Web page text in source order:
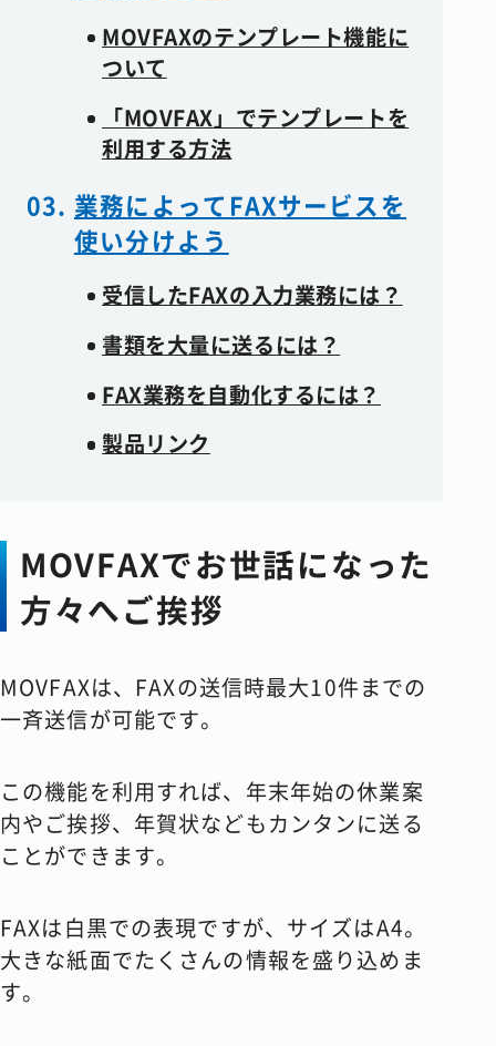
MOVFAXのテンプレート機能に
ついて
「MOVFAX」でテンプレートを
利用する方法
業務によってFAXサービスを
使い分けよう
受信したFAXの入力業務には？
書類を大量に送るには？
FAX業務を自動化するには？
製品リンク
MOVFAXでお世話になった
方々へご挨拶
MOVFAXは、FAXの送信時最大10件までの
一斉送信が可能です。
この機能を利用すれば、年末年始の休業案
内やご挨拶、年賀状などもカンタンに送る
ことができます。
FAXは白黒での表現ですが、サイズはA4。
大きな紙面でたくさんの情報を盛り込めま
す。